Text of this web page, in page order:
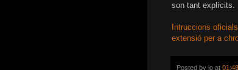
son tant explícits.
Intruccions
extensió per a
Posted by jo at 01:48